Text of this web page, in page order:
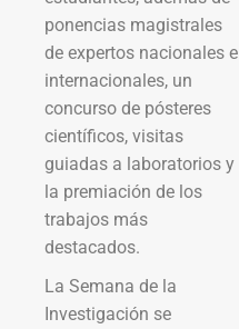
ponencias magistrales
de expertos nacionales e
internacionales, un
concurso de pósteres
científicos, visitas
guiadas a laboratorios y
la premiación de los
trabajos más
destacados.
La Semana de la
Investigación se